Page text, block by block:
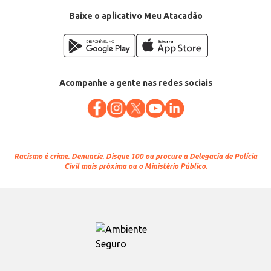
Baixe o aplicativo Meu Atacadão
Acompanhe a gente nas redes sociais
Racismo é crime. Denuncie. Disque 100 ou procure a Delegacia de Polícia
Civil mais próxima ou o Ministério Público.